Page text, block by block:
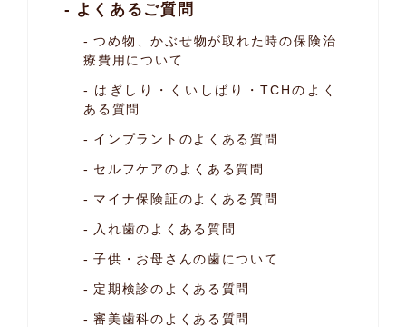
よくあるご質問
つめ物、かぶせ物が取れた時の保険治
療費用について
はぎしり・くいしばり・TCHのよく
ある質問
インプラントのよくある質問
セルフケアのよくある質問
マイナ保険証のよくある質問
入れ歯のよくある質問
子供・お母さんの歯について
定期検診のよくある質問
審美歯科のよくある質問